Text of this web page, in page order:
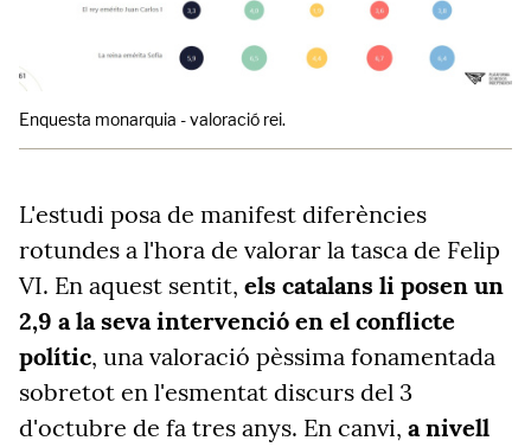
Enquesta monarquia - valoració rei.
L'estudi posa de manifest diferències
rotundes a l'hora de valorar la tasca de Felip
VI. En aquest sentit, els catalans li posen un
2,9 a la seva intervenció en el conflicte
polític, una valoració pèssima fonamentada
sobretot en l'esmentat discurs del 3
d'octubre de fa tres anys. En canvi, a nivell